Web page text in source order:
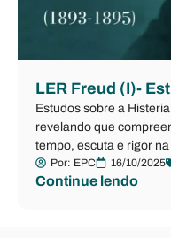
LER Freud (I)-
Estudos sobre a
revelando que
tempo, escuta e rigor
Por: EPC 16/10/2025
Continue lendo